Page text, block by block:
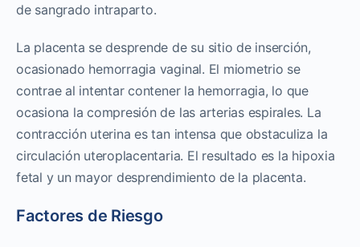
de sangrado intraparto.
La placenta se desprende de su sitio de inserción,
ocasionado hemorragia vaginal. El miometrio se
contrae al intentar contener la hemorragia, lo que
ocasiona la compresión de las arterias espirales. La
contracción uterina es tan intensa que obstaculiza la
circulación uteroplacentaria. El resultado es la hipoxia
fetal y un mayor desprendimiento de la placenta.
Factores de Riesgo